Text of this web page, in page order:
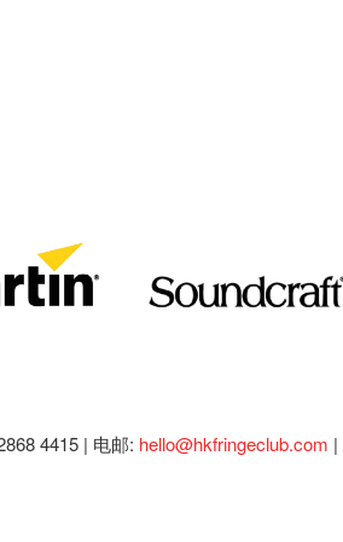
4415 | 电邮: hello@hkfringeclub.com |